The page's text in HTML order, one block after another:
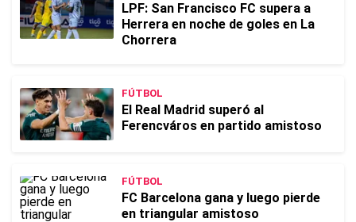
LPF: San Francisco FC supera a
Herrera en noche de goles en La
Chorrera
FÚTBOL
El Real Madrid superó al
Ferencváros en partido amistoso
FÚTBOL
FC Barcelona gana y luego pierde
en triangular amistoso